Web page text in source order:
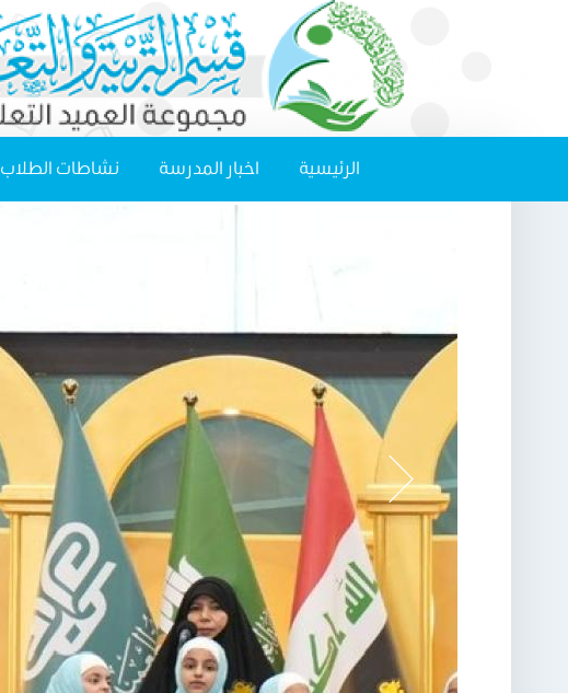
الرئيسية اخبار المدرسة نشاطات الطلاب